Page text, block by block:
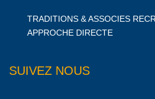
TRADITIONS & ASSOCIES
APPROCHE DIRECTE
SUIVEZ NOUS